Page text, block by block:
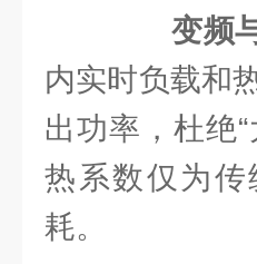
变频
内实时负载和
出功率，杜绝
热系数仅为
耗。